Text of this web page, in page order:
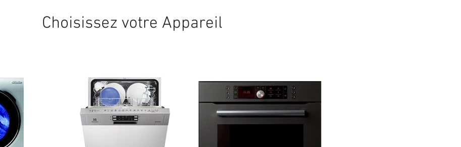
Choisissez votre Appareil